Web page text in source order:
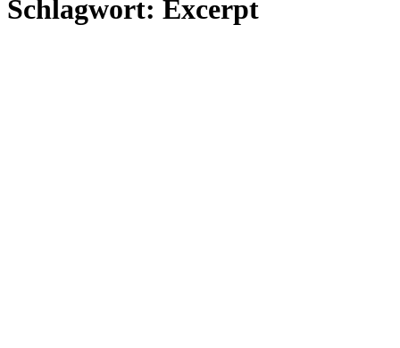
Schlagwort: Excerpt